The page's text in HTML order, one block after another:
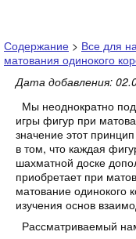
Содержание > Все для
матования одинокого
Дата добавления:
Мы неоднократно
игры фигур при
значение этот
в том, что каждая
шахматной доске
приобретает при
матование
изучения основ
Рассматриваемый